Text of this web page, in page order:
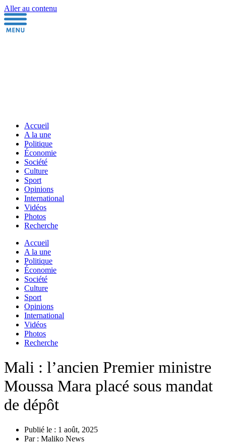
Aller au contenu
Accueil
A la une
Politique
Économie
Société
Culture
Sport
Opinions
International
Vidéos
Photos
Recherche
Accueil
A la une
Politique
Économie
Société
Culture
Sport
Opinions
International
Vidéos
Photos
Recherche
Mali : l’ancien Premier ministre
Moussa Mara placé sous mandat
de dépôt
Publié le : 1 août, 2025
Par : Maliko News